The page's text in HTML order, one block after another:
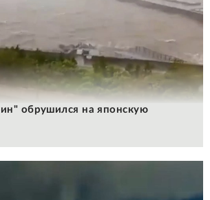
обрушился на японскую